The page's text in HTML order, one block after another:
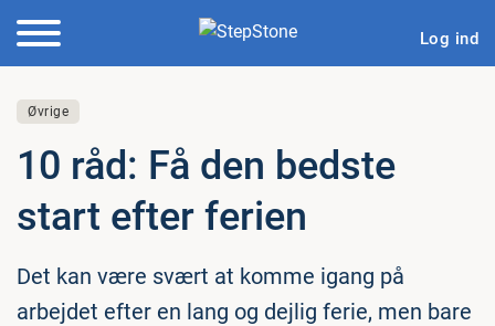
Log ind
Øvrige
10 råd: Få den bedste
start efter ferien
Det kan være svært at komme igang på
arbejdet efter en lang og dejlig ferie, men bare